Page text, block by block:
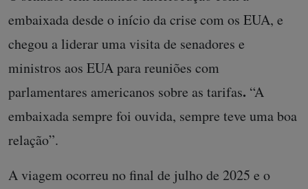
embaixada desde o início da crise com os EUA, e
chegou a liderar uma visita de senadores e
ministros aos EUA para reuniões com
parlamentares americanos sobre as tarifas. “A
embaixada sempre foi ouvida, sempre teve uma boa
relação”.
A viagem ocorreu no final de julho de 2025 e o